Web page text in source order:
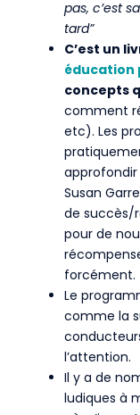
pas, c’est
tard”
C’est un
éducation
concepts
comment
etc). Les
Susan
de succès/
pour de
forcément.
Le
comme la
l’attention.
Il y a de
ludiques à